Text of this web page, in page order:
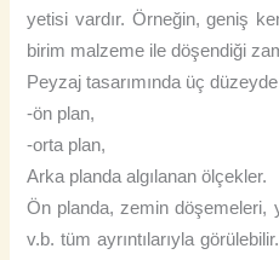
yetisi vardır. Örneğin, geniş
birim malzeme ile döşendiği
Peyzaj tasarımında üç
-ön plan,
-orta plan,
Arka planda algılanan ölçekler.
Ön planda, zemin döşemeleri,
v.b. tüm ayrıntılarıyla